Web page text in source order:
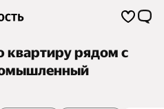
квартиру рядом с